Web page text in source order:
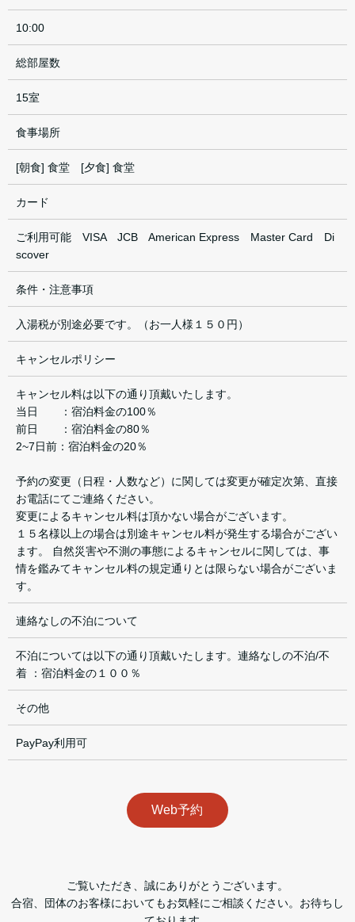
10:00
総部屋数
15室
食事場所
[朝食] 食堂 [夕食] 食堂
カード
ご利用可能 VISA JCB American Express Master Card Di
scover
条件・注意事項
入湯税が別途必要です。（お一人様１５０円）
キャンセルポリシー
キャンセル料は以下の通り頂戴いたします。
当日 ：宿泊料金の100％
前日 ：宿泊料金の80％
2~7日前：宿泊料金の20％
予約の変更（日程・人数など）に関しては変更が確定次第、直接
お電話にてご連絡ください。
変更によるキャンセル料は頂かない場合がございます。
１５名様以上の場合は別途キャンセル料が発生する場合がござい
ます。 自然災害や不測の事態によるキャンセルに関しては、事
情を鑑みてキャンセル料の規定通りとは限らない場合がございま
す。
連絡なしの不泊について
不泊については以下の通り頂戴いたします。連絡なしの不泊/不
着 ：宿泊料金の１００％
その他
PayPay利用可
Web予約
ご覧いただき、誠にありがとうございます。
合宿、団体のお客様においてもお気軽にご相談ください。お待ちし